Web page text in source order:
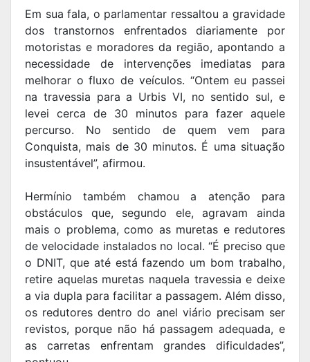
Em sua fala, o parlamentar ressaltou a gravidade
dos transtornos enfrentados diariamente por
motoristas e moradores da região, apontando a
necessidade de intervenções imediatas para
melhorar o fluxo de veículos. “Ontem eu passei
na travessia para a Urbis VI, no sentido sul, e
levei cerca de 30 minutos para fazer aquele
percurso. No sentido de quem vem para
Conquista, mais de 30 minutos. É uma situação
insustentável”, afirmou.
Hermínio também chamou a atenção para
obstáculos que, segundo ele, agravam ainda
mais o problema, como as muretas e redutores
de velocidade instalados no local. “É preciso que
o DNIT, que até está fazendo um bom trabalho,
retire aquelas muretas naquela travessia e deixe
a via dupla para facilitar a passagem. Além disso,
os redutores dentro do anel viário precisam ser
revistos, porque não há passagem adequada, e
as carretas enfrentam grandes dificuldades”,